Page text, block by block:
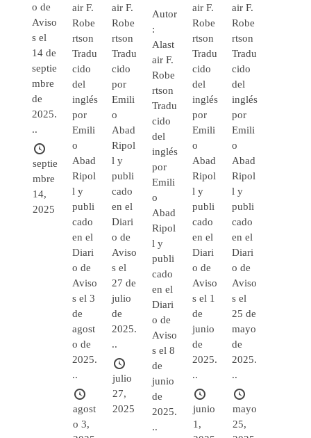
o de
Aviso
s el
14 de
septie
mbre
de
2025.
..
septie
mbre
14,
2025
air F.
Robe
rtson
Tradu
cido
del
inglés
por
Emili
o
Abad
Ripol
l y
publi
cado
en el
Diari
o de
Aviso
s el 3
de
agost
o de
2025.
..
agost
o 3,
air F.
Robe
rtson
Tradu
cido
por
Emili
o
Abad
Ripol
l y
publi
cado
en el
Diari
o de
Aviso
s el
27 de
julio
de
2025.
..
julio
27,
2025
Autor
:
Alast
air F.
Robe
rtson
Tradu
cido
del
inglés
por
Emili
o
Abad
Ripol
l y
publi
cado
en el
Diari
o de
Aviso
s el 8
de
junio
de
2025.
..
air F.
Robe
rtson
Tradu
cido
del
inglés
por
Emili
o
Abad
Ripol
l y
publi
cado
en el
Diari
o de
Aviso
s el 1
de
junio
de
2025.
..
junio
1,
air F.
Robe
rtson
Tradu
cido
del
inglés
por
Emili
o
Abad
Ripol
l y
publi
cado
en el
Diari
o de
Aviso
s el
25 de
mayo
de
2025.
..
mayo
25,